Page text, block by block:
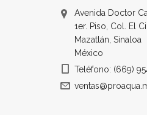
Avenida Doctor
1er. Piso, Col. El
Mazatlán, Sinaloa
México
Teléfono: (669)